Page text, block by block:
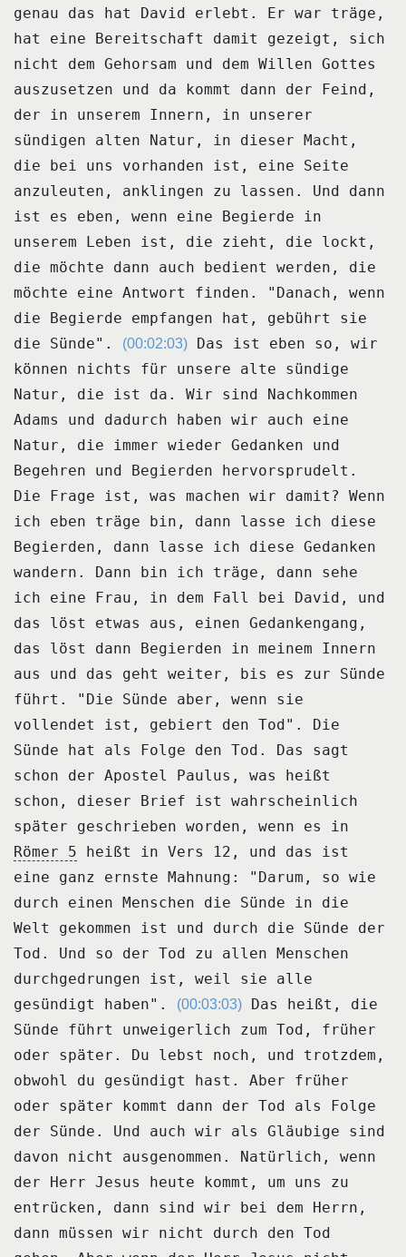
genau das hat David erlebt.
Er war träge,
hat eine Bereitschaft damit gezeigt, sich
nicht dem Gehorsam und dem Willen Gottes
auszusetzen und da kommt dann der Feind,
der in unserem Innern, in unserer
sündigen
alten Natur, in dieser Macht,
die bei uns vorhanden ist, eine Seite
anzuleuten, anklingen
zu lassen.
Und dann
ist es eben, wenn eine Begierde in
unserem Leben ist, die zieht, die lockt,
die möchte dann auch bedient werden, die
möchte eine Antwort finden.
"Danach, wenn
die Begierde empfangen hat, gebührt sie
die Sünde".
(00:02:03)
Das ist eben so, wir
können nichts für unsere alte sündige
Natur, die ist da.
Wir sind Nachkommen
Adams und dadurch haben wir auch eine
Natur, die immer wieder Gedanken
und
Begehren und Begierden hervorsprudelt.
Die Frage ist, was machen wir damit?
Wenn
ich eben träge bin, dann lasse ich diese
Begierden, dann lasse ich diese Gedanken
wandern.
Dann bin ich träge, dann sehe
ich eine Frau, in dem Fall bei David, und
das löst etwas
aus, einen Gedankengang,
das löst dann Begierden in meinem Innern
aus und das geht weiter,
bis es zur Sünde
führt.
"Die Sünde aber, wenn sie
vollendet ist, gebiert den Tod".
Die
Sünde hat als Folge den Tod.
Das sagt
schon der Apostel Paulus, was heißt
schon, dieser Brief ist wahrscheinlich
später
geschrieben worden, wenn es in
Römer 5 heißt in Vers 12, und das ist
eine ganz ernste Mahnung:
"Darum, so wie
durch einen Menschen die Sünde in die
Welt gekommen ist und durch die Sünde
der
Tod.
Und so der Tod zu allen Menschen
durchgedrungen ist, weil sie alle
gesündigt haben".
(00:03:03)
Das heißt, die
Sünde führt unweigerlich zum Tod, früher
oder später.
Du lebst noch, und trotzdem,
obwohl du gesündigt hast.
Aber früher
oder später kommt dann der Tod als Folge
der Sünde.
Und auch wir als Gläubige sind
davon nicht ausgenommen.
Natürlich, wenn
der Herr Jesus heute kommt, um uns zu
entrücken, dann sind wir bei dem
Herrn,
dann müssen wir nicht durch den Tod